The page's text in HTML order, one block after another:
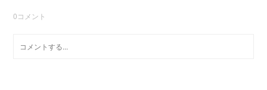
0コメント